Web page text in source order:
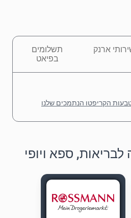
ארנק
תשלומים
בפיאט
הקריפטו הנתמכים שלנו
ספא ויופי